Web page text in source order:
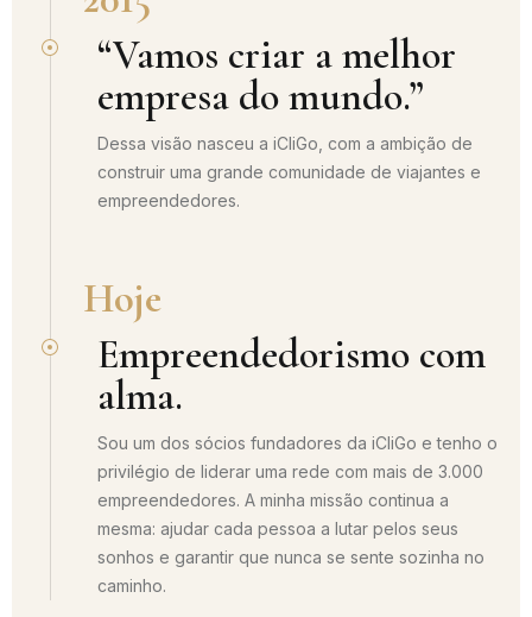
“Vamos criar a melhor
empresa do mundo.”
Dessa visão nasceu a iCliGo, com a ambição de
construir uma grande comunidade de viajantes e
empreendedores.
Hoje
Empreendedorismo com
alma.
Sou um dos sócios fundadores da iCliGo e tenho o
privilégio de liderar uma rede com mais de 3.000
empreendedores. A minha missão continua a
mesma: ajudar cada pessoa a lutar pelos seus
sonhos e garantir que nunca se sente sozinha no
caminho.